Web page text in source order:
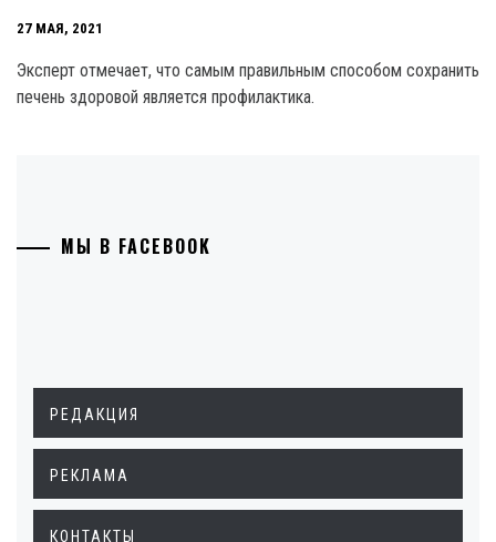
27 МАЯ, 2021
Эксперт отмечает, что самым правильным способом сохранить
печень здоровой является профилактика.
МЫ В FACEBOOK
РЕДАКЦИЯ
РЕКЛАМА
КОНТАКТЫ